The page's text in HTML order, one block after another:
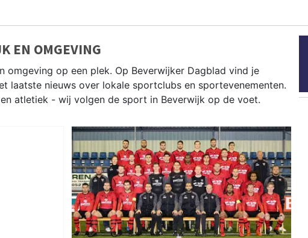
EN OMGEVING
omgeving op een plek. Op Beverwijker Dagblad vind je
laatste nieuws over lokale sportclubs en sportevenementen.
atletiek - wij volgen de sport in Beverwijk op de voet.
tot zwemmen bij De Parel en atletiek in de regio
actieve sportgemeenschap. Blijf op de hoogte van alle